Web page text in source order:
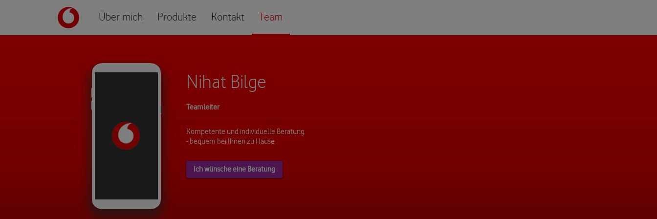
Über mich Produkte Kontakt Team
Nihat Bilge
Teamleiter
Kompetente und individuelle Beratung
- bequem bei Ihnen zu Hause
Ich wünsche eine Beratung